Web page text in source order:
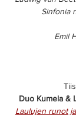
Sinfonia
Emil
Duo Kumela &
Laulujen runot